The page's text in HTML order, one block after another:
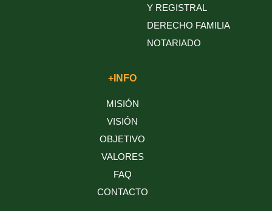
Y REGISTRAL
DERECHO FAMILIA
NOTARIADO
+INFO
MISIÓN
VISIÓN
OBJETIVO
VALORES
FAQ
CONTACTO